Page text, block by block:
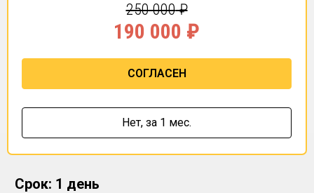
250 000₽
190 000 ₽
СОГЛАСЕН
Нет, за 1 мес.
Срок: 1 день